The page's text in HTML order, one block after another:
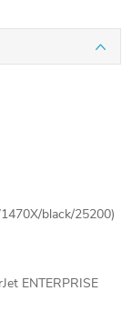
black/25200)
ENTERPRISE